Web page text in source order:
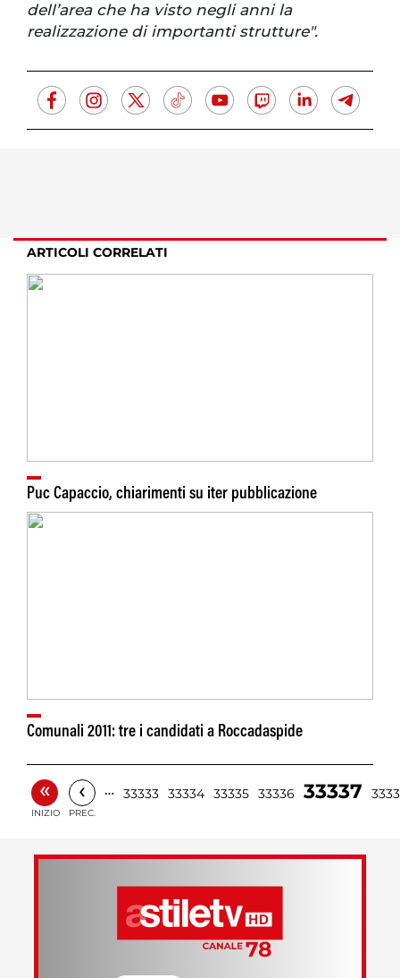
dell’area che ha visto negli anni la
realizzazione di importanti strutture".
ARTICOLI CORRELATI
Puc Capaccio, chiarimenti su iter pubblicazione
Comunali 2011: tre i candidati a Roccadaspide
«
INIZIO
‹
PREC.
… 33333 33334 33335 33336 33337